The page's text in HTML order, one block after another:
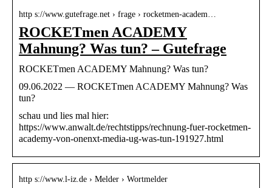
http s://www.gutefrage.net › frage › rocketmen-academ…
ROCKETmen ACADEMY
Mahnung? Was tun? – Gutefrage
ROCKETmen ACADEMY Mahnung? Was tun?
09.06.2022 — ROCKETmen ACADEMY Mahnung? Was
tun?
schau und lies mal hier:
https://www.anwalt.de/rechtstipps/rechnung-fuer-rocketmen-
academy-von-onenxt-media-ug-was-tun-191927.html
http s://www.l-iz.de › Melder › Wortmelder